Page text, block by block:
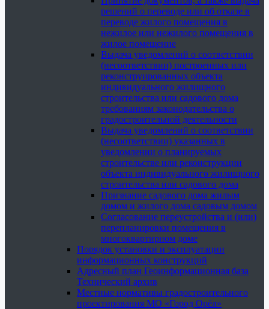
решений о переводе или об отказе в
переводе жилого помещения в
нежилое или нежилого помещения в
жилое помещение
Выдача уведомлений о соответствии
(несоответствии) построенных или
реконструированных объекта
индивидуального жилищного
строительства или садового дома
требованиям законодательства о
градостроительной деятельности
Выдача уведомлений о соответствии
(несоответствии) указанных в
уведомлении о планируемых
строительстве или реконструкции
объекта индивидуального жилищного
строительства или садового дома
Признание садового дома жилым
домом и жилого дома садовым домом
Согласование переустройства и (или)
перепланировки помещения в
многоквартирном доме
Порядок установки и эксплуатации
информационных конструкций
Адресный план Геоинформационная база
Технический архив
Местные нормативы градостроительного
проектирования МО «Город Орёл»